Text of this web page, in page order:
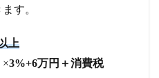
す。
上
×3%+6万円＋消費税